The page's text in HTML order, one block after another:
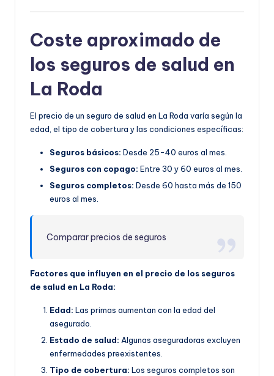
Coste aproximado de
los seguros de salud en
La Roda
El precio de un seguro de salud en La Roda varía según la
edad, el tipo de cobertura y las condiciones específicas:
Seguros básicos: Desde 25-40 euros al mes.
Seguros con copago: Entre 30 y 60 euros al mes.
Seguros completos: Desde 60 hasta más de 150
euros al mes.
Comparar precios de seguros
Factores que influyen en el precio de los seguros
de salud en La Roda:
Edad: Las primas aumentan con la edad del
asegurado.
Estado de salud: Algunas aseguradoras excluyen
enfermedades preexistentes.
Tipo de cobertura: Los seguros completos son